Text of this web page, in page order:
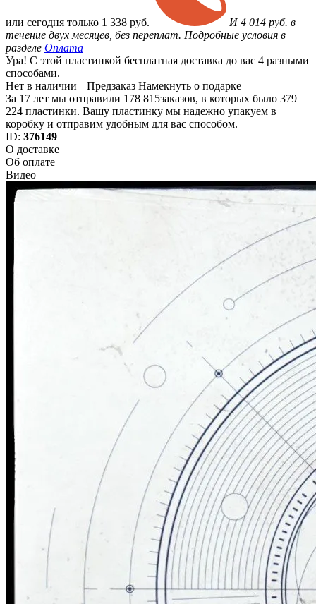
или сегодня только 1 338 руб.
И 4 014 руб. в
течение двух месяцев, без переплат. Подробные условия в
разделе Оплата
Ура! С этой пластинкой бесплатная доставка до вас 4 разными
способами.
Нет в наличии
Предзаказ Намекнуть о подарке
За 17 лет мы отправили 178 815заказов, в которых было 379
224 пластинки. Вашу пластинку мы надежно упакуем в
коробку и отправим удобным для вас способом.
ID: 376149
О доставке
Об оплате
Видео